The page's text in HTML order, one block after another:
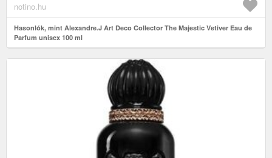
notino.hu
Hasonlók, mint Alexandre.J Art Deco Collector The Majestic Vetiver Eau de
Parfum unisex 100 ml